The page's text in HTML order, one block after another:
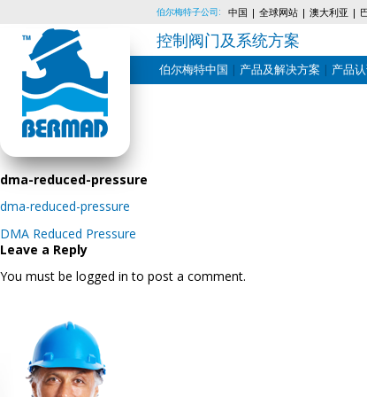
Skip
content
伯尔梅特子公司: 中国 全球网站 澳大利亚
控制阀门及系统方案
伯尔梅特中国 产品及解决方案 产品
dma-reduced-pressure
dma-reduced-pressure
Post
navigation
DMA Reduced Pressure
Leave a Reply
You must be logged in to post a comment.